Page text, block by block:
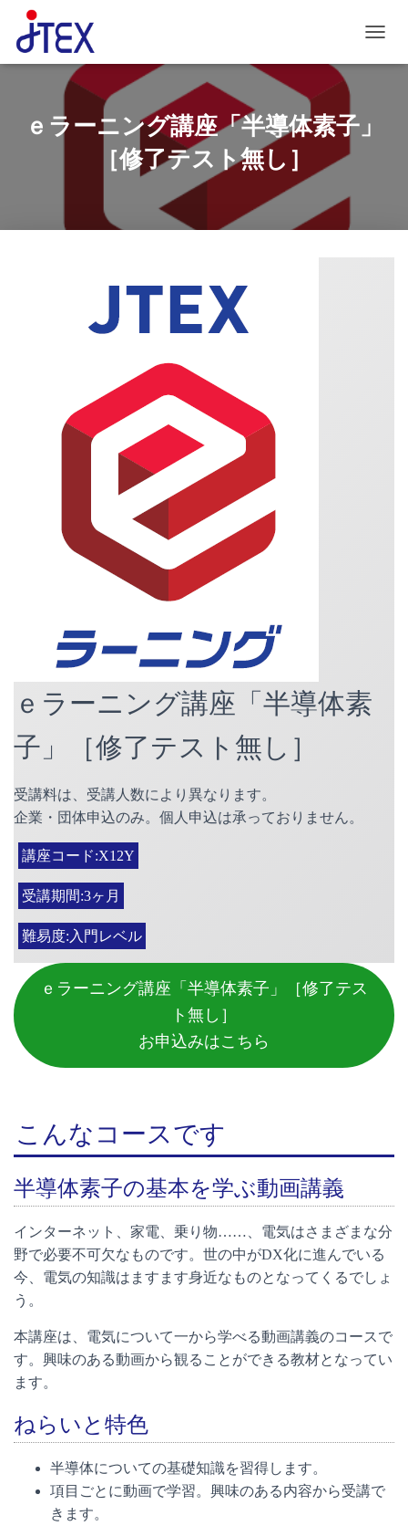
ｅラーニング講座「半導体素子」
［修了テスト無し］
ｅラーニング講座「半導体素
子」［修了テスト無し］
受講料は、受講人数により異なります。
企業・団体申込のみ。個人申込は承っておりません。
講座コード:X12Y
受講期間:3ヶ月
難易度:入門レベル
ｅラーニング講座「半導体素子」［修了テス
ト無し］
お申込みはこちら
こんなコースです
半導体素子の基本を学ぶ動画講義
インターネット、家電、乗り物……、電気はさまざまな分
野で必要不可欠なものです。世の中がDX化に進んでいる
今、電気の知識はますます身近なものとなってくるでしょ
う。
本講座は、電気について一から学べる動画講義のコースで
す。興味のある動画から観ることができる教材となってい
ます。
ねらいと特色
半導体についての基礎知識を習得します。
項目ごとに動画で学習。興味のある内容から受講で
きます。